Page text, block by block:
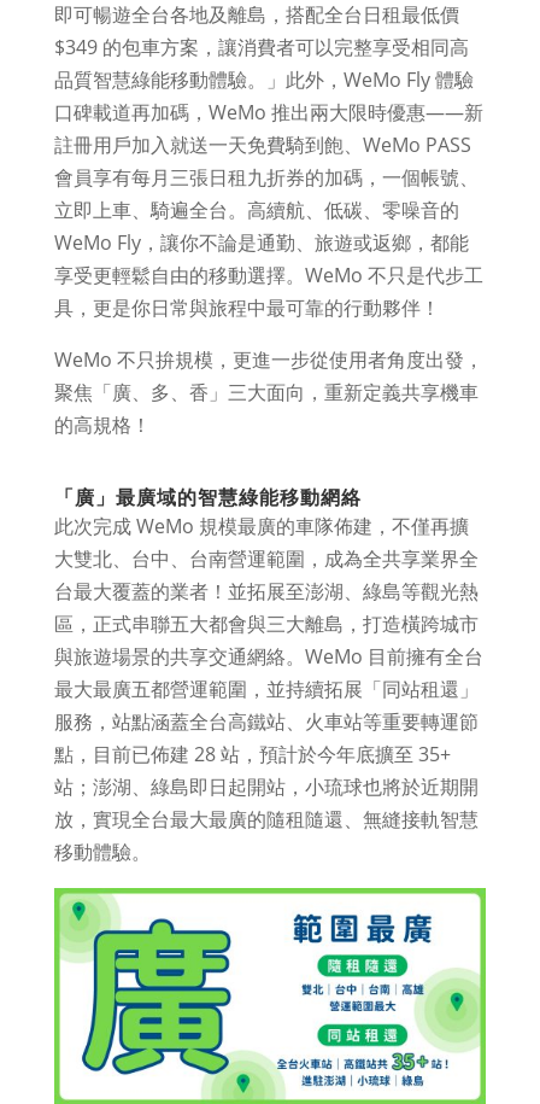
即可暢遊全台各地及離島，搭配全台日租最低價
$349 的包車方案，讓消費者可以完整享受相同高
品質智慧綠能移動體驗。」此外，WeMo Fly 體驗
口碑載道再加碼，WeMo 推出兩大限時優惠——新
註冊用戶加入就送一天免費騎到飽、WeMo PASS
會員享有每月三張日租九折券的加碼，一個帳號、
立即上車、騎遍全台。高續航、低碳、零噪音的
WeMo Fly，讓你不論是通勤、旅遊或返鄉，都能
享受更輕鬆自由的移動選擇。WeMo 不只是代步工
具，更是你日常與旅程中最可靠的行動夥伴！
WeMo 不只拚規模，更進一步從使用者角度出發，
聚焦「廣、多、香」三大面向，重新定義共享機車
的高規格！
「廣」最廣域的智慧綠能移動網絡
此次完成 WeMo 規模最廣的車隊佈建，不僅再擴
大雙北、台中、台南營運範圍，成為全共享業界全
台最大覆蓋的業者！並拓展至澎湖、綠島等觀光熱
區，正式串聯五大都會與三大離島，打造橫跨城市
與旅遊場景的共享交通網絡。WeMo 目前擁有全台
最大最廣五都營運範圍，並持續拓展「同站租還」
服務，站點涵蓋全台高鐵站、火車站等重要轉運節
點，目前已佈建 28 站，預計於今年底擴至 35+
站；澎湖、綠島即日起開站，小琉球也將於近期開
放，實現全台最大最廣的隨租隨還、無縫接軌智慧
移動體驗。